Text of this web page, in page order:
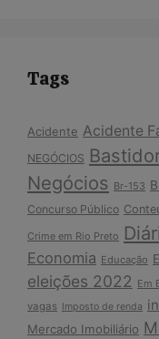
Tags
Acidente Acidente
NEGÓCIOS
Negócios Br-153
Concurso Público
Crime em Rio Preto
Economia Educação
eleições 2022 Em
vagas
Imposto de renda
Mercado Imobiliário